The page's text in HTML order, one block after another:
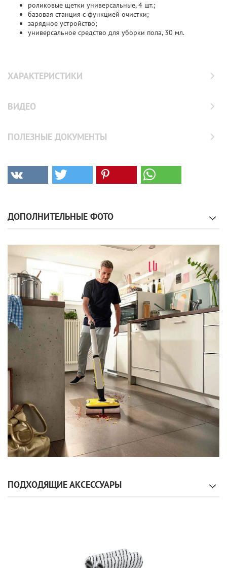
роликовые щетки универсальные, 4 шт.;
базовая станция с функцией очистки;
зарядное устройство;
универсальное средство для уборки пола, 30 мл.
ХАРАКТЕРИСТИКИ
ВИДЕО
ПОЛЕЗНЫЕ ДОКУМЕНТЫ
ДОПОЛНИТЕЛЬНЫЕ ФОТО
ПОДХОДЯЩИЕ АКСЕССУАРЫ